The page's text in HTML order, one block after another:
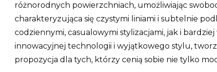
różnorodnych powierzchniach, umożliwiając
charakteryzująca się czystymi liniami i subtelnie
codziennymi, casualowymi stylizacjami, jak i
innowacyjnej technologii i wyjątkowego stylu,
propozycja dla tych, którzy cenią sobie nie tylko